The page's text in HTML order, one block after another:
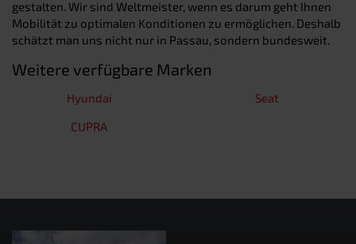
gestalten. Wir sind Weltmeister, wenn es darum geht Ihnen
Mobilität zu optimalen Konditionen zu ermöglichen. Deshalb
schätzt man uns nicht nur in Passau, sondern bundesweit.
Weitere verfügbare Marken
Hyundai
Seat
CUPRA